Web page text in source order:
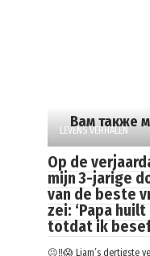
Вам также
LEVENS VERHALEN
Op de
mijn 3-jarige
van de beste
zei: ‘Papa
totdat ik
😐‼️😱 Liam’s dertigste